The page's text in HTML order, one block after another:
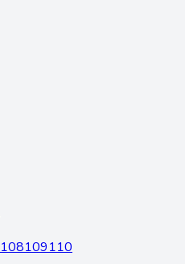
108109110